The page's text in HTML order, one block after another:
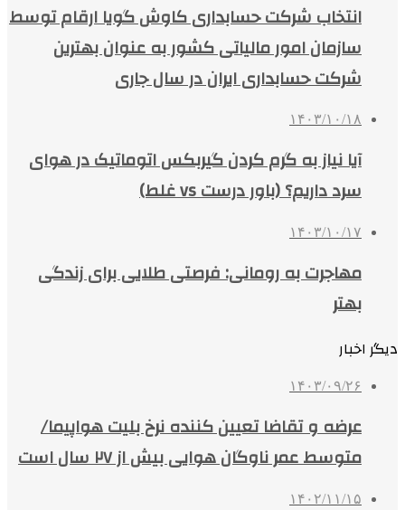
انتخاب شرکت حسابداری کاوش گویا ارقام توسط
سازمان امور مالیاتی کشور به عنوان بهترین
شرکت حسابداری ایران در سال جاری
۱۴۰۳/۱۰/۱۸
آیا نیاز به گرم کردن گیربکس اتوماتیک در هوای
سرد داریم؟ (باور درست vs غلط)
۱۴۰۳/۱۰/۱۷
مهاجرت به رومانی: فرصتی طلایی برای زندگی
بهتر
دیگر اخبار
۱۴۰۳/۰۹/۲۶
عرضه و تقاضا تعیین کننده نرخ بلیت هواپیما/
متوسط عمر ناوگان هوایی بیش از ۲۷ سال است
۱۴۰۲/۱۱/۱۵